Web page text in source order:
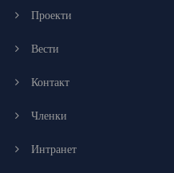
Проекти
Вести
Контакт
Членки
Интранет